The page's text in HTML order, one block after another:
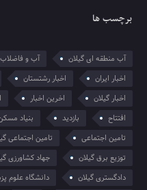
برچسب ها
آب منطقه ای گیلان آب و فاضلاب
اخبار ایران
اخبار رشتستان
اخبار گیلان
اخرین اخبار
افتتاح
بازدید بنیاد
تامین اجتماعی
تامین اجتماعی
توزیع برق گیلان
جهاد کشاورزی
دادگستری گیلان
دانشگاه علوم